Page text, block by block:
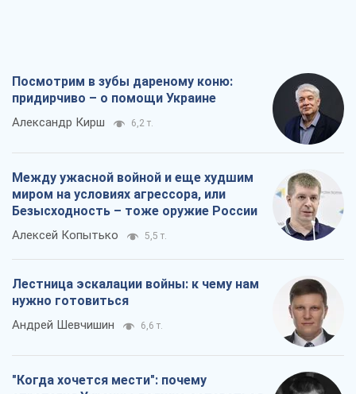
Посмотрим в зубы дареному коню:
придирчиво – о помощи Украине
Александр Кирш 6,2 т.
Между ужасной войной и еще худшим
миром на условиях агрессора, или
Безысходность – тоже оружие России
Алексей Копытько 5,5 т.
Лестница эскалации войны: к чему нам
нужно готовиться
Андрей Шевчишин 6,6 т.
"Когда хочется мести": почему